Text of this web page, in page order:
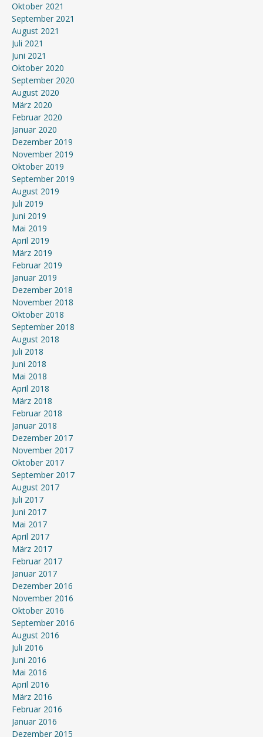
Oktober 2021
September 2021
August 2021
Juli 2021
Juni 2021
Oktober 2020
September 2020
August 2020
März 2020
Februar 2020
Januar 2020
Dezember 2019
November 2019
Oktober 2019
September 2019
August 2019
Juli 2019
Juni 2019
Mai 2019
April 2019
März 2019
Februar 2019
Januar 2019
Dezember 2018
November 2018
Oktober 2018
September 2018
August 2018
Juli 2018
Juni 2018
Mai 2018
April 2018
März 2018
Februar 2018
Januar 2018
Dezember 2017
November 2017
Oktober 2017
September 2017
August 2017
Juli 2017
Juni 2017
Mai 2017
April 2017
März 2017
Februar 2017
Januar 2017
Dezember 2016
November 2016
Oktober 2016
September 2016
August 2016
Juli 2016
Juni 2016
Mai 2016
April 2016
März 2016
Februar 2016
Januar 2016
Dezember 2015